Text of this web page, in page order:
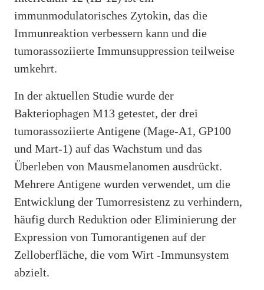
immunmodulatorisches Zytokin, das die
Immunreaktion verbessern kann und die
tumorassoziierte Immunsuppression teilweise
umkehrt.
In der aktuellen Studie wurde der
Bakteriophagen M13 getestet, der drei
tumorassoziierte Antigene (Mage-A1, GP100
und Mart-1) auf das Wachstum und das
Überleben von Mausmelanomen ausdrückt.
Mehrere Antigene wurden verwendet, um die
Entwicklung der Tumorresistenz zu verhindern,
häufig durch Reduktion oder Eliminierung der
Expression von Tumorantigenen auf der
Zelloberfläche, die vom Wirt -Immunsystem
abzielt.